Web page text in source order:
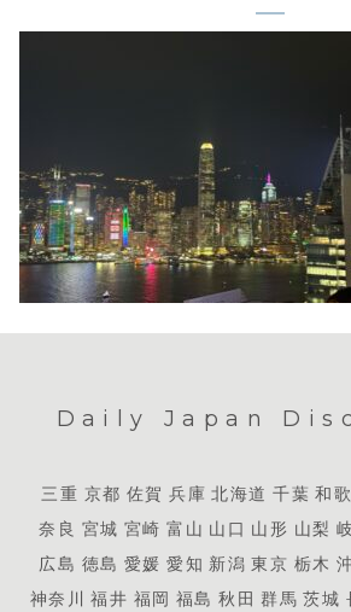
Daily Japan
三重 京都 佐賀 兵庫 北海道 千葉 和
奈良 宮城 宮崎 富山 山口 山形 山梨
広島 徳島 愛媛 愛知 新潟 東京 栃木
神奈川
福井 福岡 福島 秋田 群馬 茨城